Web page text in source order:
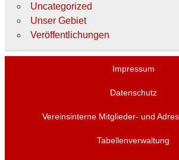
Uncategorized
Unser Gebiet
Veröffentlichungen
Impressum
Datenschutz
Vereinsinterne Mitglieder- und
Tabellenverwaltung